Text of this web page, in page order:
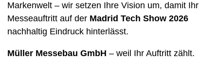
Markenwelt – wir setzen Ihre Vision um, damit Ihr
Messeauftritt auf der Madrid Tech Show 2026
nachhaltig Eindruck hinterlässt.
Müller Messebau GmbH – weil Ihr Auftritt zählt.